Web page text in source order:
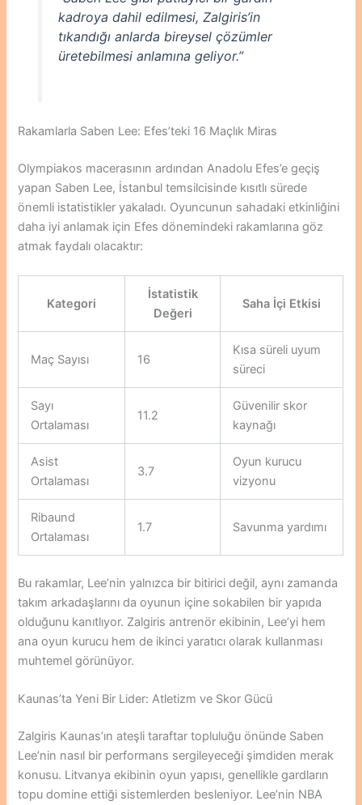
kadroya dahil edilmesi, Zalgiris’in
tıkandığı anlarda bireysel çözümler
üretebilmesi anlamına geliyor.”
Rakamlarla Saben Lee: Efes’teki 16 Maçlık Miras
Olympiakos macerasının ardından Anadolu Efes’e geçiş
yapan Saben Lee, İstanbul temsilcisinde kısıtlı sürede
önemli istatistikler yakaladı. Oyuncunun sahadaki etkinliğini
daha iyi anlamak için Efes dönemindeki rakamlarına göz
atmak faydalı olacaktır:
Kategori
İstatistik
Değeri
Saha İçi Etkisi
Maç Sayısı 16
Kısa süreli uyum
süreci
Sayı
Ortalaması
11.2
Güvenilir skor
kaynağı
Asist
Ortalaması
3.7
Oyun kurucu
vizyonu
Ribaund
Ortalaması
1.7 Savunma yardımı
Bu rakamlar, Lee’nin yalnızca bir bitirici değil, aynı zamanda
takım arkadaşlarını da oyunun içine sokabilen bir yapıda
olduğunu kanıtlıyor. Zalgiris antrenör ekibinin, Lee’yi hem
ana oyun kurucu hem de ikinci yaratıcı olarak kullanması
muhtemel görünüyor.
Kaunas’ta Yeni Bir Lider: Atletizm ve Skor Gücü
Zalgiris Kaunas’ın ateşli taraftar topluluğu önünde Saben
Lee’nin nasıl bir performans sergileyeceği şimdiden merak
konusu. Litvanya ekibinin oyun yapısı, genellikle gardların
topu domine ettiği sistemlerden besleniyor. Lee’nin NBA